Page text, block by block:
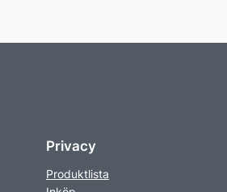
Privacy
Produktlista